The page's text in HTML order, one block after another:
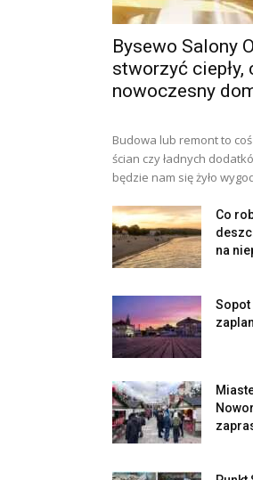
Bysewo Salony
stworzyć ciepły,
nowoczesny
Budowa lub remont to
ścian czy ładnych
będzie nam się żyło
Co
na
Sopot